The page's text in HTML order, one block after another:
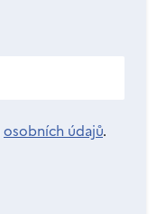
osobních údajů.